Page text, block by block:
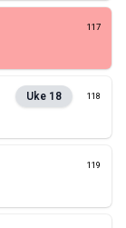
117
Uke 18 118
119